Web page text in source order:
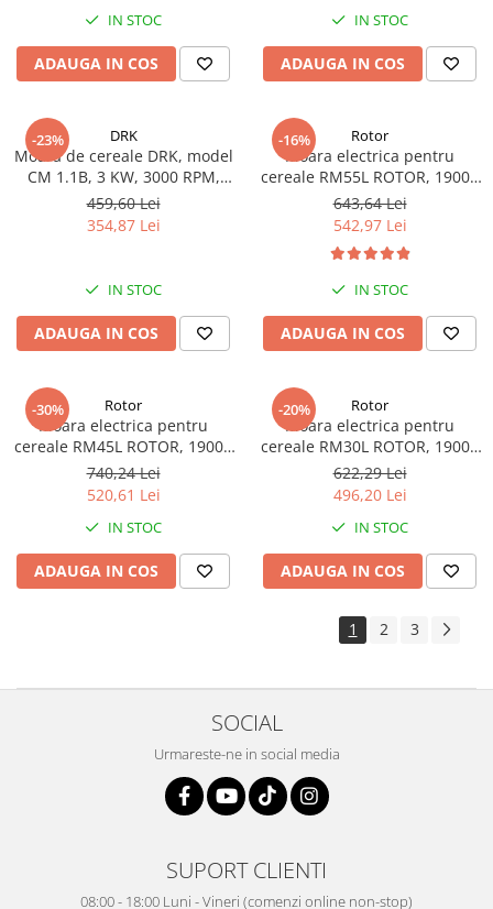
IN STOC
ADAUGA IN COS
IN STOC
ADAUGA IN COS
-23% DRK
Moara de cereale DRK, model
CM 1.1B, 3 KW, 3000 RPM,
300Kg/h
459,60 Lei
354,87 Lei
IN STOC
ADAUGA IN COS
-16% Rotor
Moara electrica pentru
cereale RM55L ROTOR, 19000
rot/min, putere 1500 W,
capacitate 55 L
643,64 Lei
542,97 Lei
IN STOC
ADAUGA IN COS
-30% Rotor
Moara electrica pentru
cereale RM45L ROTOR, 19000
rot/min, putere 1300 W, 45L
740,24 Lei
520,61 Lei
IN STOC
ADAUGA IN COS
-20% Rotor
Moara electrica pentru
cereale RM30L ROTOR, 19000
rot/min, putere 1200 W, 30 L
622,29 Lei
496,20 Lei
IN STOC
ADAUGA IN COS
1 2 3
SOCIAL
Urmareste-ne in social media
SUPORT CLIENTI
08:00 - 18:00 Luni - Vineri (comenzi online non-stop)